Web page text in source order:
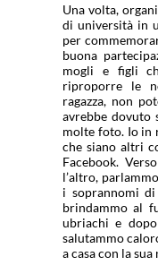
Una volta,
di università in
per
buona
mogli e figli
riproporre le
ragazza, non
avrebbe dovuto
molte foto. Io in
che siano altri
Facebook.
l’altro,
i soprannomi
brindammo al
ubriachi e
salutammo
a casa con la